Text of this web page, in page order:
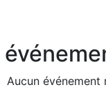
Aucun